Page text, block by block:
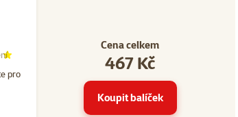
pro
počet hodnocení: 11
Cena celkem
467 Kč
Koupit balíček